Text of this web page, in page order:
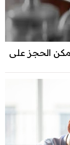
الحجز على